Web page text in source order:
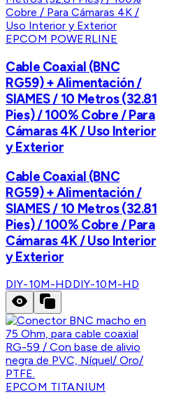
EPCOM POWERLINE
Cable Coaxial (BNC
RG59) + Alimentación /
SIAMES / 10 Metros (32.81
Pies) / 100% Cobre / Para
Cámaras 4K / Uso Interior
y Exterior
Cable Coaxial (BNC
RG59) + Alimentación /
SIAMES / 10 Metros (32.81
Pies) / 100% Cobre / Para
Cámaras 4K / Uso Interior
y Exterior
DIY-10M-HDDIY-10M-HD
EPCOM TITANIUM